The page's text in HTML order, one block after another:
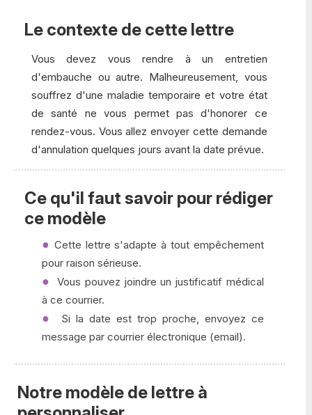
Le contexte de cette lettre
Vous devez vous rendre à un entretien
d'embauche ou autre. Malheureusement, vous
souffrez d'une maladie temporaire et votre état
de santé ne vous permet pas d'honorer ce
rendez-vous. Vous allez envoyer cette demande
d'annulation quelques jours avant la date prévue.
Ce qu'il faut savoir pour rédiger
ce modèle
Cette lettre s'adapte à tout empêchement
pour raison sérieuse.
Vous pouvez joindre un justificatif médical
à ce courrier.
Si la date est trop proche, envoyez ce
message par courrier électronique (email).
Notre modèle de lettre à